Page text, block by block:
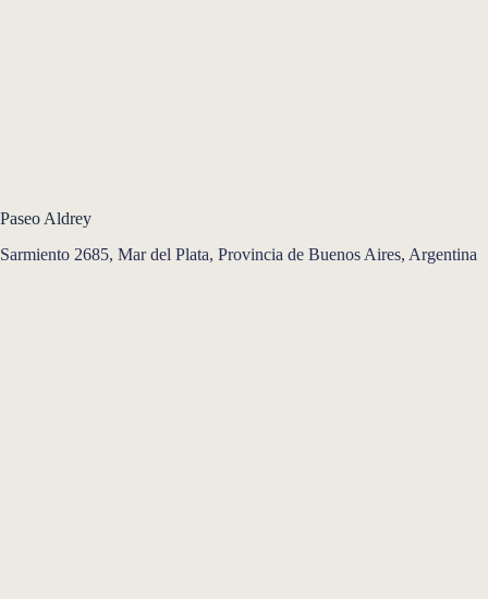
Paseo Aldrey
Sarmiento 2685, Mar del Plata, Provincia de Buenos Aires, Argentina